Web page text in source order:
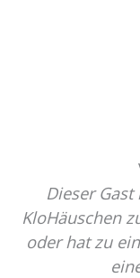
Dieser
KloHäuschen
oder hat zu